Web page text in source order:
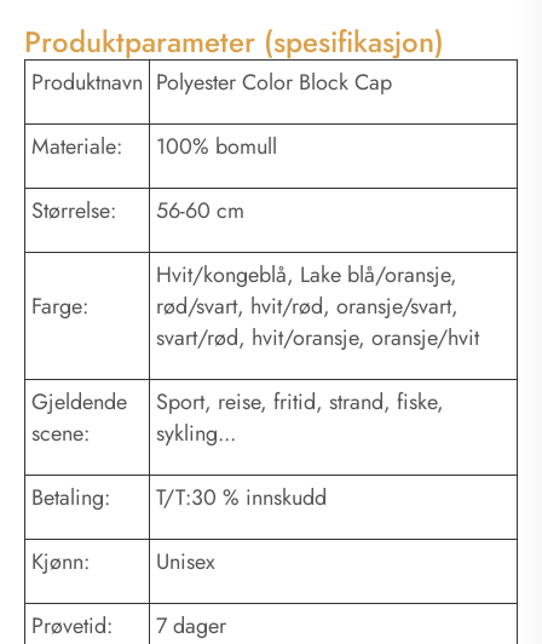
Produktparameter (spesifikasjon)
Produktnavn Polyester Color Block Cap
Materiale: 100% bomull
Størrelse: 56-60 cm
Farge:
Hvit/kongeblå, Lake blå/oransje,
rød/svart, hvit/rød, oransje/svart,
svart/rød, hvit/oransje, oransje/hvit
Gjeldende
scene:
Sport, reise, fritid, strand, fiske,
sykling...
Betaling: T/T:30 % innskudd
Kjønn: Unisex
Prøvetid: 7 dager